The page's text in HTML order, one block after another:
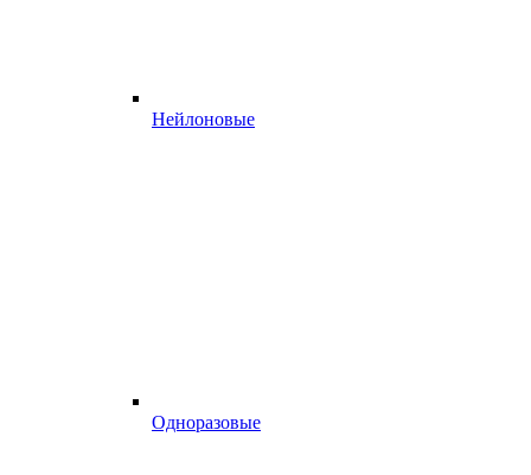
Нейлоновые
Одноразовые